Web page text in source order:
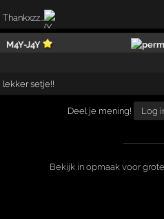
Thankxzz...
M4Y-J4Y
lekker setje!!
Deel je mening! Log
Bekijk in opmaak voor